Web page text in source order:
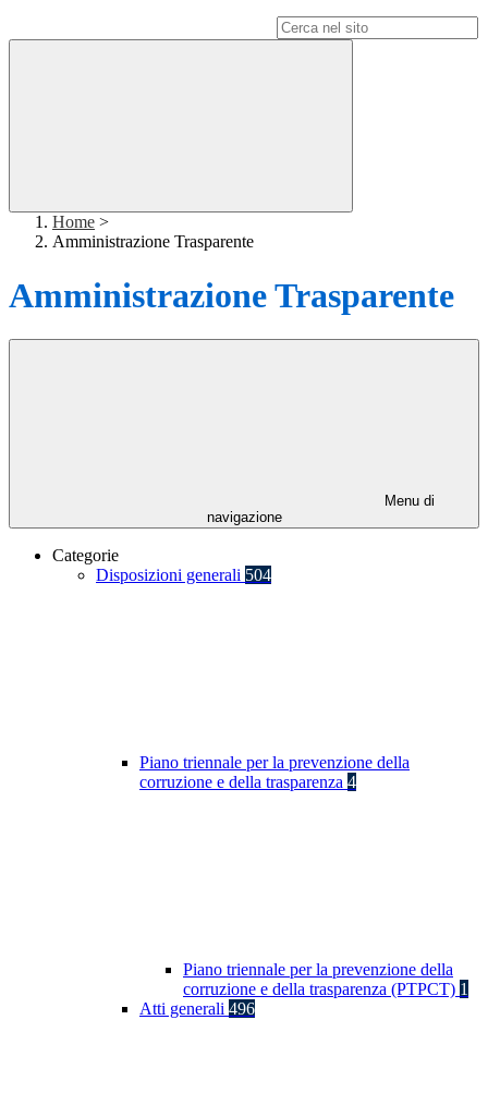
Home >
Amministrazione Trasparente
Amministrazione Trasparente
Menu di
navigazione
Categorie
Disposizioni generali 504
Piano triennale per la prevenzione della
corruzione e della trasparenza 4
Piano triennale per la prevenzione della
corruzione e della trasparenza (PTPCT) 1
Atti generali 496